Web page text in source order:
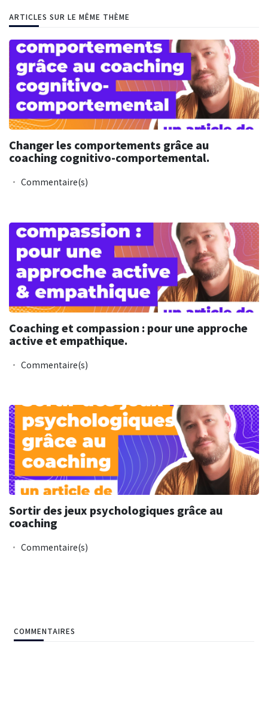
ARTICLES SUR LE MÊME THÈME
Changer les comportements grâce au
coaching cognitivo-comportemental.
Commentaire(s)
Coaching et compassion : pour une approche
active et empathique.
Commentaire(s)
Sortir des jeux psychologiques grâce au
coaching
Commentaire(s)
COMMENTAIRES